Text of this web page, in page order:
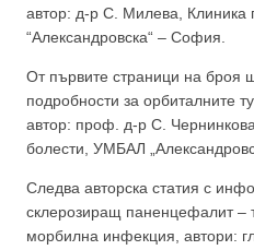
автор: д-р С. Милева,
“Александровска“ – София.
От първите страници на броя
подробности за орбиталните
автор: проф. д-р С.
болести, УМБАЛ
Следва авторска статия с
склерозиращ паненцефалит –
морбилна инфекция, автори: